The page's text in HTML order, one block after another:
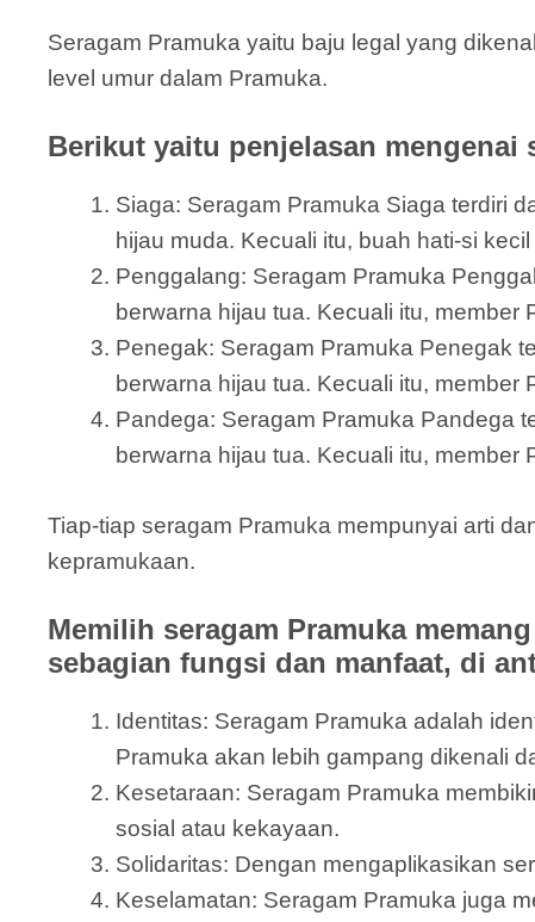
Seragam Pramuka yaitu baju legal yang
level umur dalam Pramuka.
Berikut yaitu penjelasan mengenai
Siaga: Seragam Pramuka Siaga terdiri
hijau muda. Kecuali itu, buah hati-si
Penggalang: Seragam Pramuka
berwarna hijau tua. Kecuali itu,
Penegak: Seragam Pramuka Penegak
berwarna hijau tua. Kecuali itu,
Pandega: Seragam Pramuka Pandega
berwarna hijau tua. Kecuali itu,
Tiap-tiap seragam Pramuka mempunyai arti
kepramukaan.
Memilih seragam Pramuka
sebagian fungsi dan manfaat, di
Identitas: Seragam Pramuka adalah
Pramuka akan lebih gampang dikenali
Kesetaraan: Seragam Pramuka
sosial atau kekayaan.
Solidaritas: Dengan mengaplikasikan
Keselamatan: Seragam Pramuka juga